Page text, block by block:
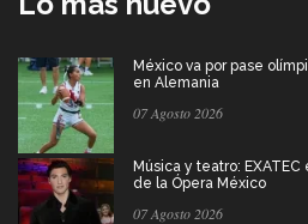
México va por pase
en Alemania
07 Agosto 2026
Música y teatro:
de la Ópera México
07 Agosto 2026